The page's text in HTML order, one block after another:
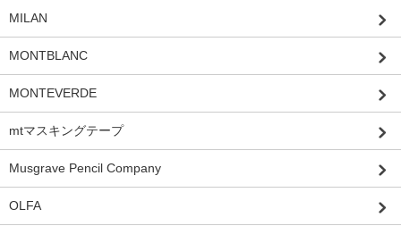
MILAN
MONTBLANC
MONTEVERDE
mtマスキングテープ
Musgrave Pencil Company
OLFA